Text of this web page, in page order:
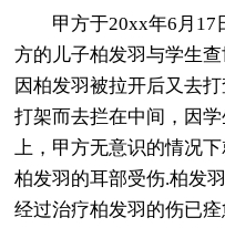
甲方于20xx年6月17
方的儿子柏发羽与学生
因柏发羽被拉开后又去
打架而去拦在中间，因
上，甲方无意识的情况
柏发羽的耳部受伤.柏发
经过治疗柏发羽的伤已